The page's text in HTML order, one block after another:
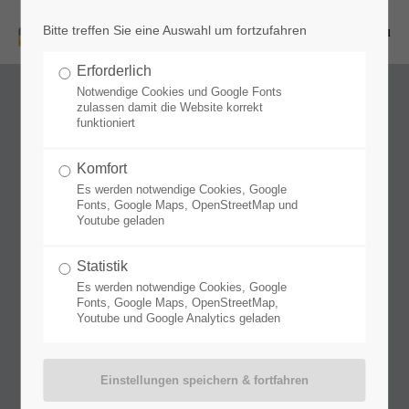
Menu
ePotenziale
Wir entwickeln innovative Energiekonzepte
Unsere Partner
Ingenieurleistungen für
Energieberatung GmbH
+49 6221/7250630
Bitte treffen Sie eine Auswahl um fortzufahren
Erforderlich
Notwendige Cookies und Google Fonts
zulassen damit die Website korrekt
funktioniert
Komfort
Es werden notwendige Cookies, Google
Fonts, Google Maps, OpenStreetMap und
Youtube geladen
Statistik
Es werden notwendige Cookies, Google
Fonts, Google Maps, OpenStreetMap,
Youtube und Google Analytics geladen